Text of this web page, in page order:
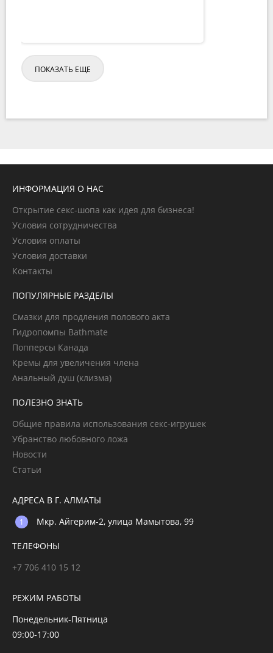
ПОКАЗАТЬ ЕЩЕ
ИНФОРМАЦИЯ О НАС
Открытие секс-шопа как идея для бизнеса!
Условия сотрудничества
Условия оплаты
Условия доставки
Контакты
ПОПУЛЯРНЫЕ РАЗДЕЛЫ
Смазки для продления полового акта
Гидропомпы Bathmate
Попперсы Канада
Кремы для увеличения члена
Анальный душ (клизма)
ПОЛЕЗНО ЗНАТЬ
Общие правила использования секс-игрушек
Убранство любовного ложа
Новости
Статьи
АДРЕСА В Г. АЛМАТЫ
Мкр. Айгерим-2, улица Мамытова, 99
ТЕЛЕФОНЫ
+7 706 410 15 12
РЕЖИМ РАБОТЫ
Понедельник-Пятница
09:00-17:00